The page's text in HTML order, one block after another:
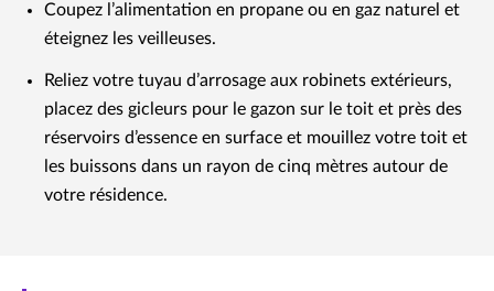
Coupez l’alimentation en propane ou en gaz naturel et
éteignez les veilleuses.
Reliez votre tuyau d’arrosage aux robinets extérieurs,
placez des gicleurs pour le gazon sur le toit et près des
réservoirs d’essence en surface et mouillez votre toit et
les buissons dans un rayon de cinq mètres autour de
votre résidence.